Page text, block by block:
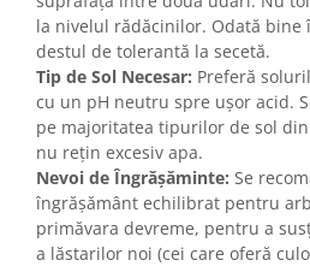
la nivelul rădăcinilor. Odată bine
destul de tolerantă la secetă.
Tip de Sol Necesar: Preferă
cu un pH neutru spre ușor acid.
pe majoritatea tipurilor de sol
nu rețin excesiv apa.
Nevoi de Îngrășăminte: Se
îngrășământ echilibrat pentru
primăvara devreme, pentru a
a lăstarilor noi (cei care oferă